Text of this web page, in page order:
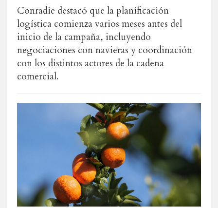
Conradie destacó que la planificación
logística comienza varios meses antes del
inicio de la campaña, incluyendo
negociaciones con navieras y coordinación
con los distintos actores de la cadena
comercial.